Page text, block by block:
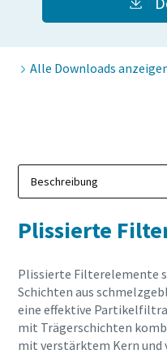
Alle Downloads
Plissierte
Plissierte Filterelemente
Schichten aus
eine effektive
mit Trägerschichten
mit verstärktem Kern